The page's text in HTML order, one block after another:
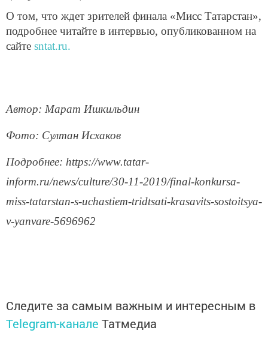
О том, что ждет зрителей финала «Мисс Татарстан»,
подробнее читайте в интервью, опубликованном на
сайте sntat.ru.
Автор: Марат Ишкильдин
Фото: Султан Исхаков
Подробнее: https://www.tatar-
inform.ru/news/culture/30-11-2019/final-konkursa-
miss-tatarstan-s-uchastiem-tridtsati-krasavits-sostoitsya-
v-yanvare-5696962
Следите за самым важным и интересным в
Telegram-канале Татмедиа